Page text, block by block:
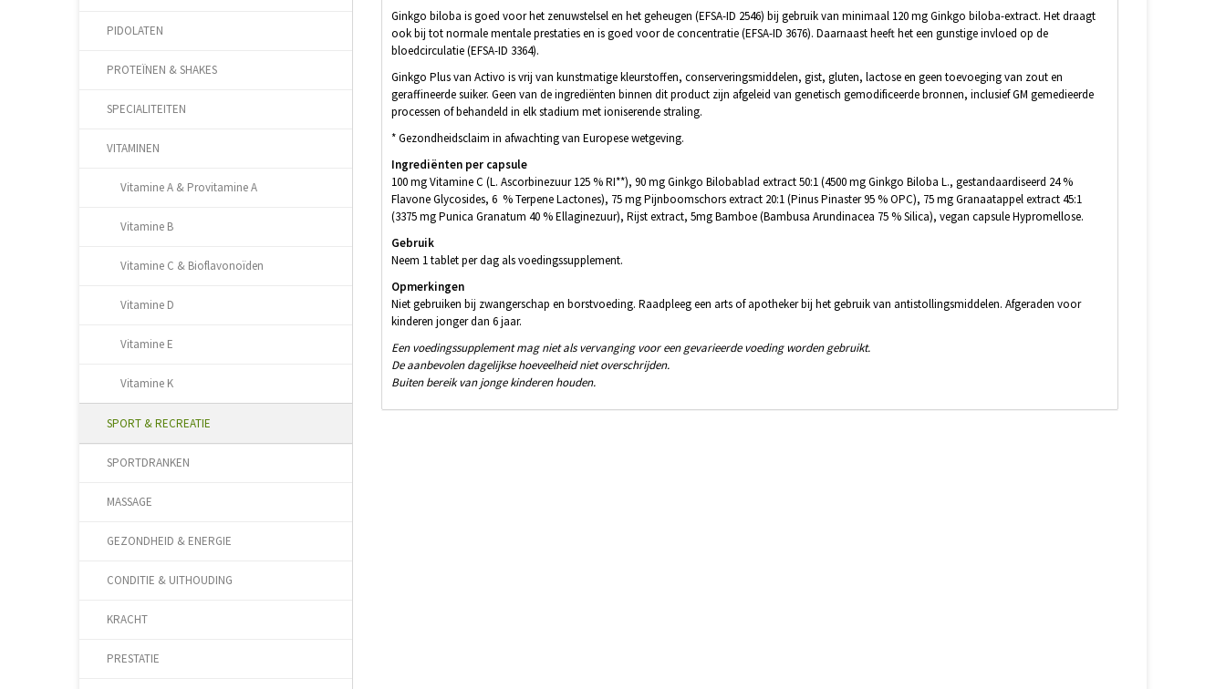
PIDOLATEN
PROTEÏNEN & SHAKES
SPECIALITEITEN
VITAMINEN
Vitamine A & Provitamine A
Vitamine B
Vitamine C & Bioflavonoïden
Vitamine D
Vitamine E
Vitamine K
SPORT & RECREATIE
SPORTDRANKEN
MASSAGE
GEZONDHEID & ENERGIE
CONDITIE & UITHOUDING
KRACHT
PRESTATIE
Ginkgo biloba is goed voor het zenuwstelsel en het geheugen (EFSA-ID 2546) bij gebruik van minimaal 120 mg Ginkgo biloba-extract. Het draagt
ook bij tot normale mentale prestaties en is goed voor de concentratie (EFSA-ID 3676). Daarnaast heeft het een gunstige invloed op de
bloedcirculatie (EFSA-ID 3364).
Ginkgo Plus van Activo is vrij van kunstmatige kleurstoffen, conserveringsmiddelen, gist, gluten, lactose en geen toevoeging van zout en
geraffineerde suiker. Geen van de ingrediënten binnen dit product zijn afgeleid van genetisch gemodificeerde bronnen, inclusief GM gemedieerde
processen of behandeld in elk stadium met ioniserende straling.
* Gezondheidsclaim in afwachting van Europese wetgeving.
Ingrediënten per capsule
100 mg Vitamine C (L. Ascorbinezuur 125 % RI**), 90 mg Ginkgo Bilobablad extract 50:1 (4500 mg Ginkgo Biloba L., gestandaardiseerd 24 %
Flavone Glycosides, 6 % Terpene Lactones), 75 mg Pijnboomschors extract 20:1 (Pinus Pinaster 95 % OPC), 75 mg Granaatappel extract 45:1
(3375 mg Punica Granatum 40 % Ellaginezuur), Rijst extract, 5mg Bamboe (Bambusa Arundinacea 75 % Silica), vegan capsule Hypromellose.
Gebruik
Neem 1 tablet per dag als voedingssupplement.
Opmerkingen
Niet gebruiken bij zwangerschap en borstvoeding. Raadpleeg een arts of apotheker bij het gebruik van antistollingsmiddelen. Afgeraden voor
kinderen jonger dan 6 jaar.
Een voedingssupplement mag niet als vervanging voor een gevarieerde voeding worden gebruikt.
De aanbevolen dagelijkse hoeveelheid niet overschrijden.
Buiten bereik van jonge kinderen houden.